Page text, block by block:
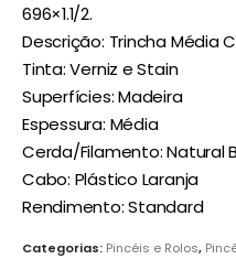
696×1.1/2.
Descrição: Trincha Média
Tinta: Verniz e Stain
Superfícies: Madeira
Espessura: Média
Cerda/Filamento: Natural
Cabo: Plástico Laranja
Rendimento: Standard
Categorias: Pincéis e Rolos,